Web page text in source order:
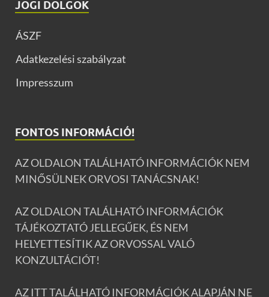
JOGI DOLGOK
ÁSZF
Adatkezelési szabályzat
Impresszum
FONTOS INFORMÁCIÓ!
AZ OLDALON TALÁLHATÓ INFORMÁCIÓK NEM
MINŐSÜLNEK ORVOSI TANÁCSNAK!
AZ OLDALON TALÁLHATÓ INFORMÁCIÓK
TÁJÉKOZTATÓ JELLEGŰEK, ÉS NEM
HELYETTESÍTIK AZ ORVOSSAL VALÓ
KONZULTÁCIÓT!
AZ ITT TALÁLHATÓ INFORMÁCIÓK ALAPJÁN NE